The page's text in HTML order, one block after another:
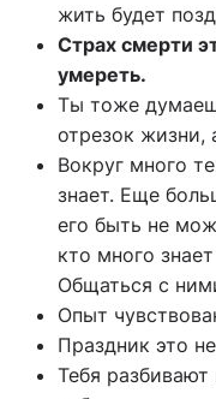
жить будет
Страх смерти
умереть.
Ты тоже
отрезок жизни,
Вокруг много
знает. Еще
его быть не
кто много
Общаться с
Опыт
Праздник это
Тебя